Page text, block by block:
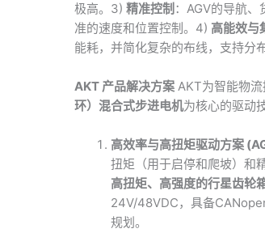
极高。3) 精准控制 ：AGV的导航
准的速度和位置控制。4) 高能效与
能耗，并简化复杂的布线，支持分
AKT 产品解决方案 AKT为智能物流
环）混合式步进电机为核心的驱动
高效率与高扭矩驱动方案
扭矩（用于启停和爬坡）和
高扭矩、高强度的行星齿轮
24V/48VDC，具备
规划。